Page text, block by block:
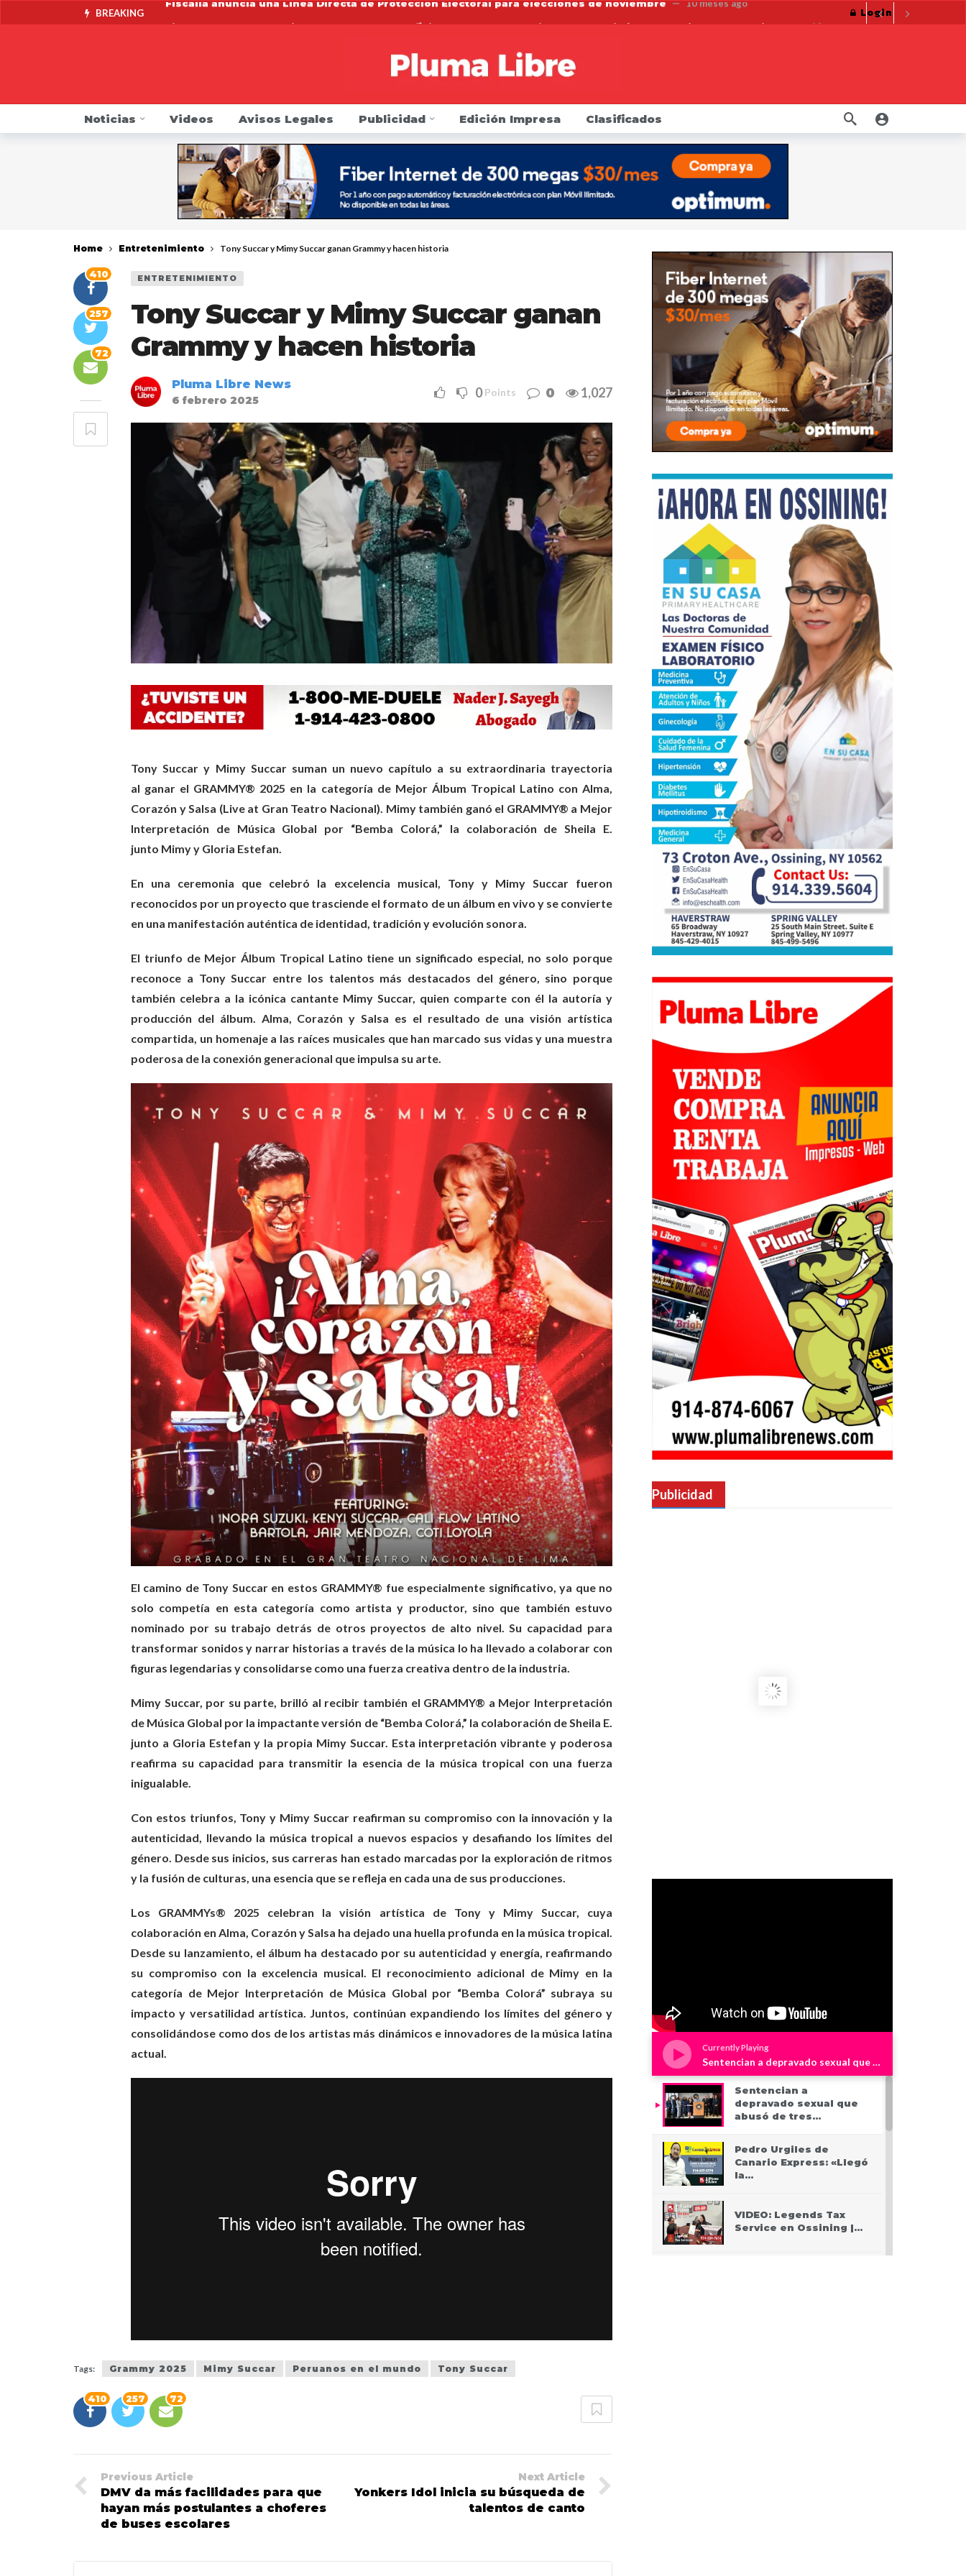
BREAKING
Fiscalía anuncia acuerdo con una firma de contabilidad por no proteger los datos personales de los neoyorquinos.
Fiscal General James pide a la FDA que regule los cigarrillos electrónicos y los productos de nicotina orales 10 meses ago
Alertan de contaminación por listeria de leche cruda en el condado de Saratoga 1 año ago
Indocumentado se resiste a arresto y golpea a agentes de inmigración y podría ir preso 20 años 1 año ago
DMV pide que choferes revisen si sus carros tienen alertas por defectos o han sido retirados del mercado
Mike Khader regresa por su sillón como Presidente del Concejo Municipal de Yonkers 1 año ago
Login
Noticias Videos Avisos Legales Publicidad Edición Impresa Clasificados
Home Entretenimiento Tony Succar y Mimy Succar ganan Grammy y hacen historia
ENTRETENIMIENTO
Tony Succar y Mimy Succar ganan
Grammy y hacen historia
Pluma Libre News
6 febrero 2025
0 Points 0 1,027
410
257
72
Tony Succar y Mimy Succar suman un nuevo capítulo a su extraordinaria trayectoria
al ganar el GRAMMY® 2025 en la categoría de Mejor Álbum Tropical Latino con Alma,
Corazón y Salsa (Live at Gran Teatro Nacional). Mimy también ganó el GRAMMY® a Mejor
Interpretación de Música Global por “Bemba Colorá,” la colaboración de Sheila E.
junto Mimy y Gloria Estefan.
En una ceremonia que celebró la excelencia musical, Tony y Mimy Succar fueron
reconocidos por un proyecto que trasciende el formato de un álbum en vivo y se convierte
en una manifestación auténtica de identidad, tradición y evolución sonora.
El triunfo de Mejor Álbum Tropical Latino tiene un significado especial, no solo porque
reconoce a Tony Succar entre los talentos más destacados del género, sino porque
también celebra a la icónica cantante Mimy Succar, quien comparte con él la autoría y
producción del álbum. Alma, Corazón y Salsa es el resultado de una visión artística
compartida, un homenaje a las raíces musicales que han marcado sus vidas y una muestra
poderosa de la conexión generacional que impulsa su arte.
El camino de Tony Succar en estos GRAMMY® fue especialmente significativo, ya que no
solo competía en esta categoría como artista y productor, sino que también estuvo
nominado por su trabajo detrás de otros proyectos de alto nivel. Su capacidad para
transformar sonidos y narrar historias a través de la música lo ha llevado a colaborar con
figuras legendarias y consolidarse como una fuerza creativa dentro de la industria.
Mimy Succar, por su parte, brilló al recibir también el GRAMMY® a Mejor Interpretación
de Música Global por la impactante versión de “Bemba Colorá,” la colaboración de Sheila E.
junto a Gloria Estefan y la propia Mimy Succar. Esta interpretación vibrante y poderosa
reafirma su capacidad para transmitir la esencia de la música tropical con una fuerza
inigualable.
Con estos triunfos, Tony y Mimy Succar reafirman su compromiso con la innovación y la
autenticidad, llevando la música tropical a nuevos espacios y desafiando los límites del
género. Desde sus inicios, sus carreras han estado marcadas por la exploración de ritmos
y la fusión de culturas, una esencia que se refleja en cada una de sus producciones.
Los GRAMMYs® 2025 celebran la visión artística de Tony y Mimy Succar, cuya
colaboración en Alma, Corazón y Salsa ha dejado una huella profunda en la música tropical.
Desde su lanzamiento, el álbum ha destacado por su autenticidad y energía, reafirmando
su compromiso con la excelencia musical. El reconocimiento adicional de Mimy en la
categoría de Mejor Interpretación de Música Global por “Bemba Colorá” subraya su
impacto y versatilidad artística. Juntos, continúan expandiendo los límites del género y
consolidándose como dos de los artistas más dinámicos e innovadores de la música latina
actual.
Tags: Grammy 2025 Mimy Succar Peruanos en el mundo Tony Succar
410 257 72
Previous Article
DMV da más facilidades para que
hayan más postulantes a choferes
de buses escolares
Next Article
Yonkers Idol inicia su búsqueda de
talentos de canto
Publicidad
Currently Playing
Sentencian a depravado sexual que abusó de tres niños en Westchester
Sentencian a
depravado sexual que
abusó de tres…
Pedro Urgiles de
Canario Express: «Llegó
la…
VIDEO: Legends Tax
Service en Ossining |…